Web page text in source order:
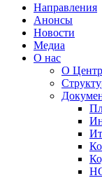
Направления
Анонсы
Новости
Медиа
О нас
О